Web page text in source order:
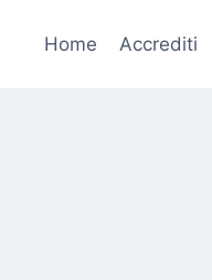
Home Accrediti